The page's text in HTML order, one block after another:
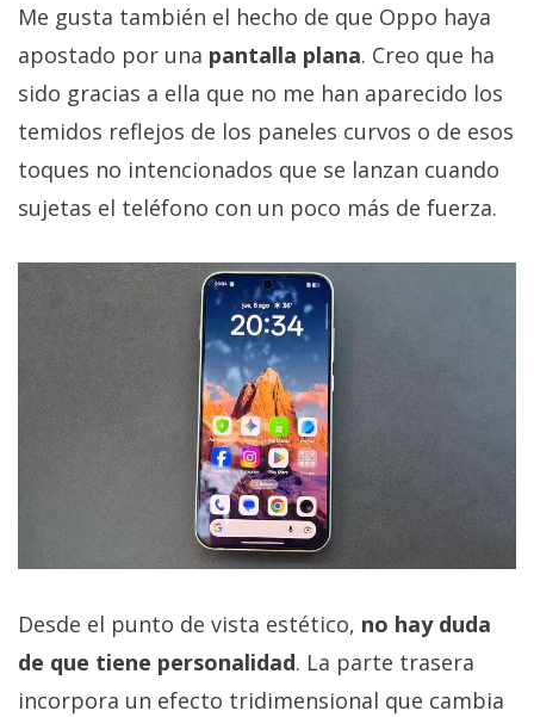
Me gusta también el hecho de que Oppo haya
apostado por una pantalla plana. Creo que ha
sido gracias a ella que no me han aparecido los
temidos reflejos de los paneles curvos o de esos
toques no intencionados que se lanzan cuando
sujetas el teléfono con un poco más de fuerza.
Desde el punto de vista estético, no hay duda
de que tiene personalidad. La parte trasera
incorpora un efecto tridimensional que cambia